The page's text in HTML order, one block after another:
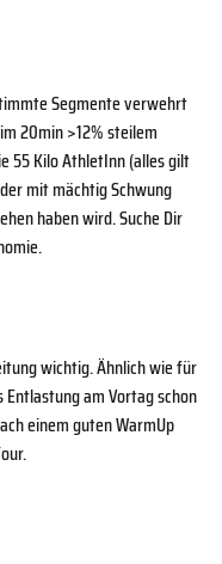
Segmente verwehrt
20min >12% steilem
55 Kilo AthletInn (alles gilt
mit mächtig Schwung
haben wird. Suche Dir
wichtig. Ähnlich wie für
am Vortag schon
einem guten WarmUp